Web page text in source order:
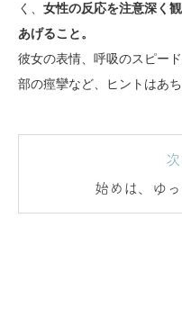
く、 女性の反応を注意深く
あげること。
彼女の表情、呼吸のスピー
部の痙攣など、ヒントはあ
始めは、ゆ